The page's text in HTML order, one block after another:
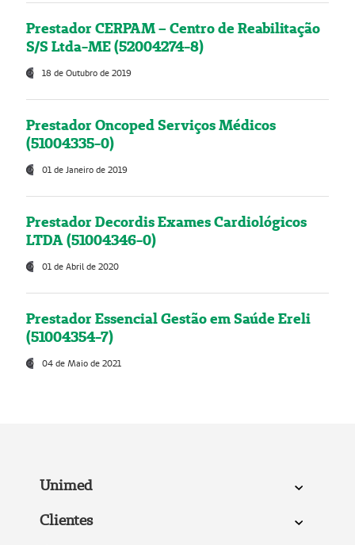
Prestador CERPAM – Centro de Reabilitação
S/S Ltda-ME (52004274-8)
18 de Outubro de 2019
Prestador Oncoped Serviços Médicos
(51004335-0)
01 de Janeiro de 2019
Prestador Decordis Exames Cardiológicos
LTDA (51004346-0)
01 de Abril de 2020
Prestador Essencial Gestão em Saúde Ereli
(51004354-7)
04 de Maio de 2021
Unimed
Clientes